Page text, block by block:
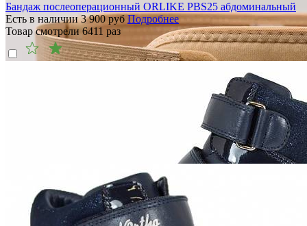
Бандаж послеоперационный ORLIKE PBS25 абдоминальный
Есть в наличии 3 900руб Подробнее
Товар смотрели 6411 раз